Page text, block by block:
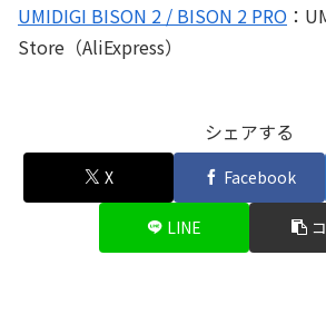
UMIDIGI BISON 2 / BISON 2 PRO ：
Store（AliExpress）
シェアする
X Facebook
LINE